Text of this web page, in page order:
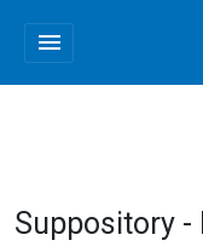
menu
Suppository -